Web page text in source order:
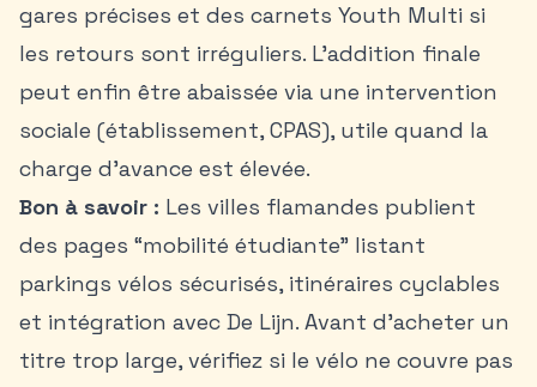
gares précises et des carnets Youth Multi si
les retours sont irréguliers. L’addition finale
peut enfin être abaissée via une intervention
sociale (établissement, CPAS), utile quand la
charge d’avance est élevée.
Bon à savoir : Les villes flamandes publient
des pages “mobilité étudiante” listant
parkings vélos sécurisés, itinéraires cyclables
et intégration avec De Lijn. Avant d’acheter un
titre trop large, vérifiez si le vélo ne couvre pas